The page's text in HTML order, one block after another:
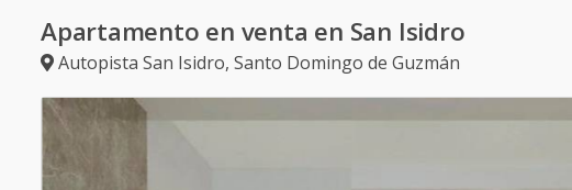
Apartamento en venta en San Isidro
Autopista San Isidro, Santo Domingo de Guzmán